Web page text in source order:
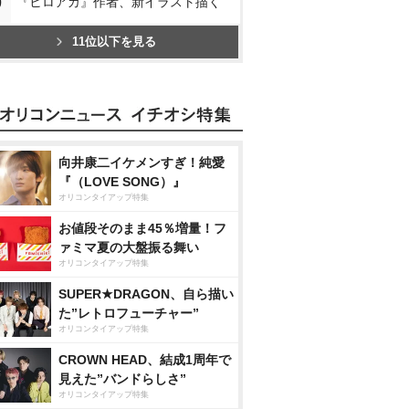
11位以下を見る
向井康二イケメンすぎ！純愛
『（LOVE SONG）』
オリコンタイアップ特集
お値段そのまま45％増量！フ
ァミマ夏の大盤振る舞い
オリコンタイアップ特集
SUPER★DRAGON、自ら描い
た”レトロフューチャー”
オリコンタイアップ特集
CROWN HEAD、結成1周年で
見えた”バンドらしさ”
オリコンタイアップ特集